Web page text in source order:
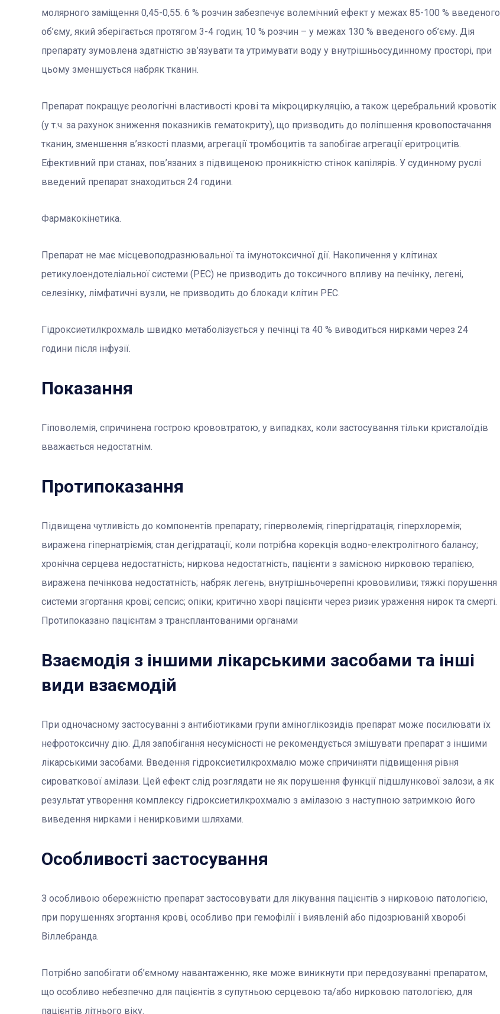
молярного заміщення 0,45-0,55. 6 % розчин забезпечує волемічний ефект у межах 85-100 % введеного
об’єму, який зберігається протягом 3-4 годин; 10 % розчин – у межах 130 % введеного об’єму. Дія
препарату зумовлена здатністю зв’язувати та утримувати воду у внутрішньосудинному просторі, при
цьому зменшується набряк тканин.
Препарат покращує реологічні властивості крові та мікроциркуляцію, а також церебральний кровотік
(у т.ч. за рахунок зниження показників гематокриту), що призводить до поліпшення кровопостачання
тканин, зменшення в’язкості плазми, агрегації тромбоцитів та запобігає агрегації еритроцитів.
Ефективний при станах, пов’язаних з підвищеною проникністю стінок капілярів. У судинному руслі
введений препарат знаходиться 24 години.
Фармакокінетика.
Препарат не має місцевоподразнювальної та імунотоксичної дії. Накопичення у клітинах
ретикулоендотеліальної системи (РЕС) не призводить до токсичного впливу на печінку, легені,
селезінку, лімфатичні вузли, не призводить до блокади клітин РЕС.
Гідроксиетилкрохмаль швидко метаболізується у печінці та 40 % виводиться нирками через 24
години після інфузії.
Показання
Гіповолемія, спричинена гострою крововтратою, у випадках, коли застосування тільки кристалоїдів
вважається недостатнім.
Протипоказання
Підвищена чутливість до компонентів препарату; гіперволемія; гіпергідратація; гіперхлоремія;
виражена гіпернатріємія; стан дегідратації, коли потрібна корекція водно-електролітного балансу;
хронічна серцева недостатність; ниркова недостатність, пацієнти з замісною нирковою терапією,
виражена печінкова недостатність; набряк легень; внутрішньочерепні крововиливи; тяжкі порушення
системи згортання крові; сепсис; опіки; критично хворі пацієнти через ризик ураження нирок та смерті.
Протипоказано пацієнтам з трансплантованими органами
Взаємодія з іншими лікарськими засобами та інші
види взаємодій
При одночасному застосуванні з антибіотиками групи аміноглікозидів препарат може посилювати їх
нефротоксичну дію. Для запобігання несумісності не рекомендується змішувати препарат з іншими
лікарськими засобами. Введення гідроксиетилкрохмалю може спричиняти підвищення рівня
сироваткової амілази. Цей ефект слід розглядати не як порушення функції підшлункової залози, а як
результат утворення комплексу гідроксиетилкрохмалю з амілазою з наступною затримкою його
виведення нирками і ненирковими шляхами.
Особливості застосування
З особливою обережністю препарат застосовувати для лікування пацієнтів з нирковою патологією,
при порушеннях згортання крові, особливо при гемофілії і виявленій або підозрюваній хворобі
Віллебранда.
Потрібно запобігати об’ємному навантаженню, яке може виникнути при передозуванні препаратом,
що особливо небезпечно для пацієнтів з супутньою серцевою та/або нирковою патологією, для
пацієнтів літнього віку.